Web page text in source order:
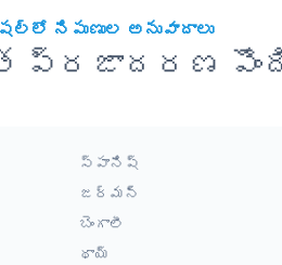
నిపుణుల అనువాదాలు
ప్రజాదరణ
స్పానిష్
జర్మన్
బెంగాలీ
థాయ్